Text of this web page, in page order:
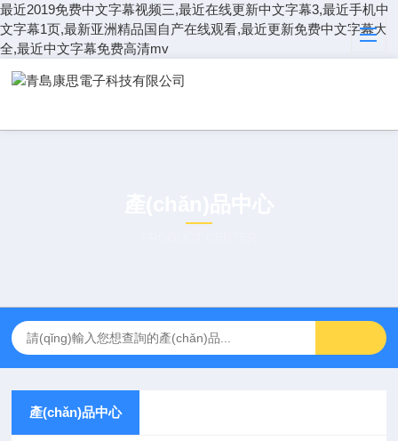
最近2019免费中文字幕视频三,最近在线更新中文字幕3,最近手机中
文字幕1页,最新亚洲精品国自产在线观看,最近更新免费中文字幕大
全,最近中文字幕免费高清mv
產(chǎn)品中心